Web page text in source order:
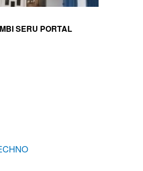
SERU PORTAL